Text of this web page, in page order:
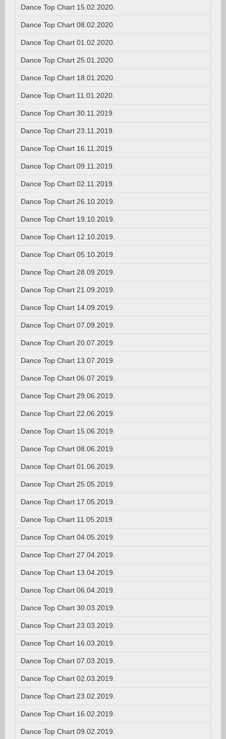
Dance Top Chart 15.02.2020.
Dance Top Chart 08.02.2020.
Dance Top Chart 01.02.2020.
Dance Top Chart 25.01.2020.
Dance Top Chart 18.01.2020.
Dance Top Chart 11.01.2020.
Dance Top Chart 30.11.2019.
Dance Top Chart 23.11.2019.
Dance Top Chart 16.11.2019.
Dance Top Chart 09.11.2019.
Dance Top Chart 02.11.2019.
Dance Top Chart 26.10.2019.
Dance Top Chart 19.10.2019.
Dance Top Chart 12.10.2019.
Dance Top Chart 05.10.2019.
Dance Top Chart 28.09.2019.
Dance Top Chart 21.09.2019.
Dance Top Chart 14.09.2019.
Dance Top Chart 07.09.2019.
Dance Top Chart 20.07.2019.
Dance Top Chart 13.07.2019.
Dance Top Chart 06.07.2019.
Dance Top Chart 29.06.2019.
Dance Top Chart 22.06.2019.
Dance Top Chart 15.06.2019.
Dance Top Chart 08.06.2019.
Dance Top Chart 01.06.2019.
Dance Top Chart 25.05.2019.
Dance Top Chart 17.05.2019.
Dance Top Chart 11.05.2019.
Dance Top Chart 04.05.2019.
Dance Top Chart 27.04.2019.
Dance Top Chart 13.04.2019.
Dance Top Chart 06.04.2019.
Dance Top Chart 30.03.2019.
Dance Top Chart 23.03.2019.
Dance Top Chart 16.03.2019.
Dance Top Chart 07.03.2019.
Dance Top Chart 02.03.2019.
Dance Top Chart 23.02.2019.
Dance Top Chart 16.02.2019.
Dance Top Chart 09.02.2019.